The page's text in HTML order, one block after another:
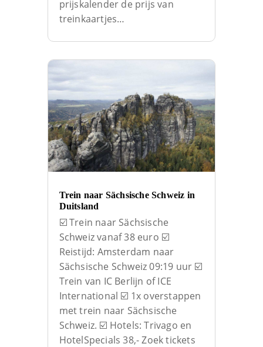
prijskalender de prijs van
treinkaartjes…
Trein naar Sächsische Schweiz in
Duitsland
☑️ Trein naar Sächsische
Schweiz vanaf 38 euro ☑️
Reistijd: Amsterdam naar
Sächsische Schweiz 09:19 uur ☑️
Trein van IC Berlijn of ICE
International ☑️ 1x overstappen
met trein naar Sächsische
Schweiz. ☑️ Hotels: Trivago en
HotelSpecials 38,- Zoek tickets